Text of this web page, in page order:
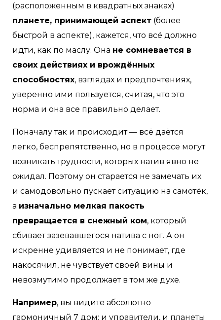
(расположенным в квадратных знаках)
планете, принимающей аспект (более
быстрой в аспекте), кажется, что всё должно
идти, как по маслу. Она не сомневается в
своих действиях и врождённых
способностях, взглядах и предпочтениях,
уверенно ими пользуется, считая, что это
норма и она все правильно делает.
Поначалу так и происходит — всё даётся
легко, беспрепятственно, но в процессе могут
возникать трудности, которых натив явно не
ожидал. Поэтому он старается не замечать их
и самодовольно пускает ситуацию на самотёк,
а изначально мелкая пакость
превращается в снежный ком, который
сбивает зазевавшегося натива с ног. А он
искренне удивляется и не понимает, где
накосячил, не чувствует своей вины и
невозмутимо продолжает в том же духе.
Например, вы видите абсолютно
гармоничный 7 дом: и управители, и планеты